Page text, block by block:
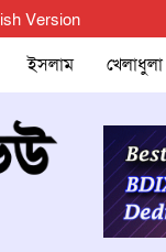
Version
ইসলাম খেলাধুলা